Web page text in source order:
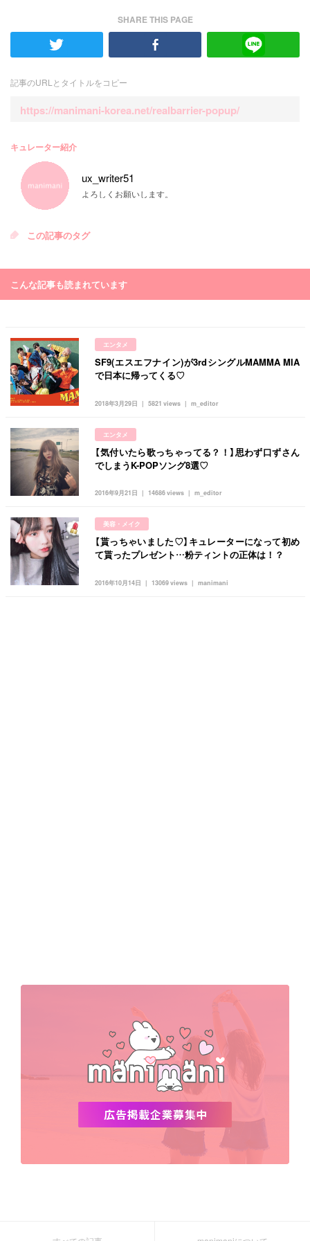
SHARE THIS PAGE
記事のURLとタイトルをコピー
https://manimani-korea.net/realbarrier-popup/
キュレーター紹介
ux_writer51
よろしくお願いします。
この記事のタグ
こんな記事も読まれています
エンタメ
2018年3月29日 m_editor
5821 views
SF9(エスエフナイン)が3rdシングルMAMMA MIA
で日本に帰ってくる♡
エンタメ
2016年9月21日 m_editor
14686 views
【気付いたら歌っちゃってる？！】思わず口ずさん
でしまうK-POPソング8選♡
美容・メイク
2016年10月14日 manimani
13069 views
【貰っちゃいました♡】キュレーターになって初め
て貰ったプレゼント…粉ティントの正体は！？